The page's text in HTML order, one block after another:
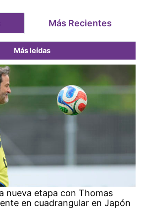
Más Recientes
Más leídas
nueva etapa con Thomas
en cuadrangular en Japón